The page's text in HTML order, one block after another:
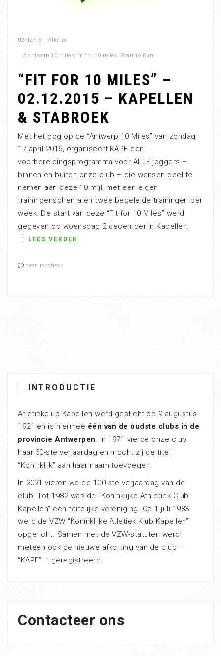
02/12/15 Allerlei
# antwerp 10 miles, fit for 10 miles, Start to Run
“FIT FOR 10 MILES” –
02.12.2015 – KAPELLEN
& STABROEK
Met het oog op de “Antwerp 10 Miles” van zondag
17 april 2016, organiseert KAPE een
voorbereidingsprogramma voor ALLE joggers –
binnen en buiten onze club – die wensen deel te
nemen aan deze 10 mijl, met een eigen
trainingenschema en twee begeleide trainingen per
week. De start van deze “Fit for 10 Miles” werd
gegeven op woensdag 2 december in Kapellen.
LEES VERDER
geen reactiess
INTRODUCTIE
Atletiekclub Kapellen werd gesticht op 9 augustus
1921 en is hiermee één van de oudste clubs in de
provincie Antwerpen. In 1971 vierde onze club
haar 50-ste verjaardag en mocht zij de titel
“Koninklijk” aan haar naam toevoegen.
In 2021 vieren we de 100-ste verjaardag van de
club. Tot 1982 was de “Koninklijke Athletiek Club
Kapellen” een feitelijke vereniging. Op 1 juli 1983
werd de VZW “Koninklijke Atletiek Klub Kapellen”
opgericht. Samen met de VZW-statuten werd
meteen ook de nieuwe afkorting van de club –
“KAPE” – geregistreerd.
Contacteer ons